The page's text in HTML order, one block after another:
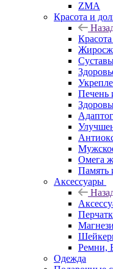
ZMA
Красота и
Печень
Омега
Память
Аксессуары
Ремни,
Одежда